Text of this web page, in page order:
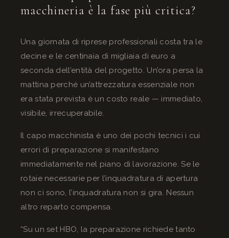
macchineria è la fase più critica?
Una giornata di riprese professionali costa tra le
decine e le centinaia di migliaia di euro a
seconda dell’entità del progetto. Un’ora persa la
mattina perché un’attrezzatura essenziale non
era stata prevista è un costo reale — immediato,
visibile, irrecuperabile.
Il capo macchinista è uno dei pochi tecnici i cui
errori di preparazione si manifestano
immediatamente nel piano di lavorazione. Se le
rotaie necessarie per l’inquadratura di apertura
non ci sono, l’inquadratura non si gira. Nessun
altro reparto compensa.
“Su un set HBO, la preparazione richiede tanto